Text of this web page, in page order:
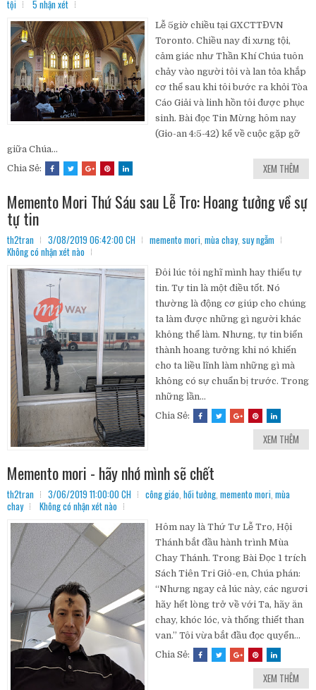
tội
5 nhận xét
Lễ 5giờ chiều tại GXCTTĐVN
Toronto. Chiều nay đi xưng tội,
cảm giác như Thần Khí Chúa tuôn
chảy vào người tôi và lan tỏa khắp
cơ thể sau khi tôi bước ra khỏi Tòa
Cáo Giải và linh hồn tôi được phục
sinh. Bài đọc Tin Mừng hôm nay
(Gio-an 4:5-42) kể về cuộc gặp gỡ
giữa Chúa...
Chia Sẻ:
XEM THÊM
Memento Mori Thứ Sáu sau Lễ Tro: Hoang tưởng về sự
tự tin
th2tran 3/08/2019 06:42:00 CH memento mori mùa chay, suy ngẫm
Không có nhận xét nào
Đôi lúc tôi nghĩ mình hay thiếu tự
tin. Tự tin là một điều tốt. Nó
thường là động cơ giúp cho chúng
ta làm được những gì người khác
không thể làm. Nhưng, tự tin biến
thành hoang tưởng khi nó khiến
cho ta liều lĩnh làm những gì mà
không có sự chuẩn bị trước. Trong
những lần...
Chia Sẻ:
XEM THÊM
Memento mori - hãy nhớ mình sẽ chết
th2tran 3/06/2019 11:00:00 CH công giáo, hồi tưởng, memento mori, mùa
chay
Không có nhận xét nào
Hôm nay là Thứ Tư Lễ Tro, Hội
Thánh bắt đầu hành trình Mùa
Chay Thánh. Trong Bài Đọc 1 trích
Sách Tiên Tri Giô-en, Chúa phán:
“Nhưng ngay cả lúc này, các ngươi
hãy hết lòng trở về với Ta, hãy ăn
chay, khóc lóc, và thống thiết than
van.” Tôi vừa bắt đầu đọc quyển...
Chia Sẻ:
XEM THÊM